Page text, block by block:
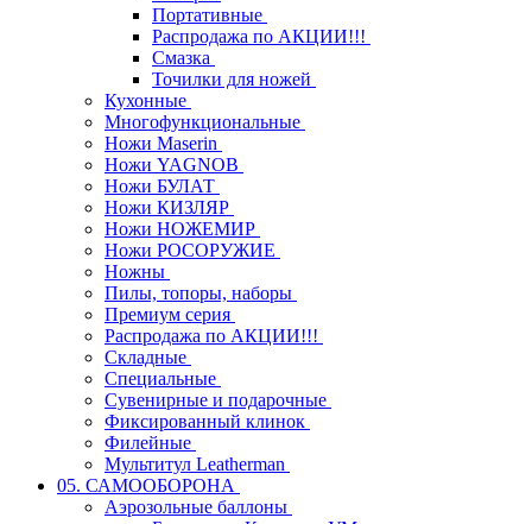
Портативные
Распродажа по АКЦИИ!!!
Смазка
Точилки для ножей
Кухонные
Многофункциональные
Ножи Maserin
Ножи YAGNOB
Ножи БУЛАТ
Ножи КИЗЛЯР
Ножи НОЖЕМИР
Ножи РОСОРУЖИЕ
Ножны
Пилы, топоры, наборы
Премиум серия
Распродажа по АКЦИИ!!!
Складные
Специальные
Сувенирные и подарочные
Фиксированный клинок
Филейные
Мультитул Leatherman
05. САМООБОРОНА
Аэрозольные баллоны